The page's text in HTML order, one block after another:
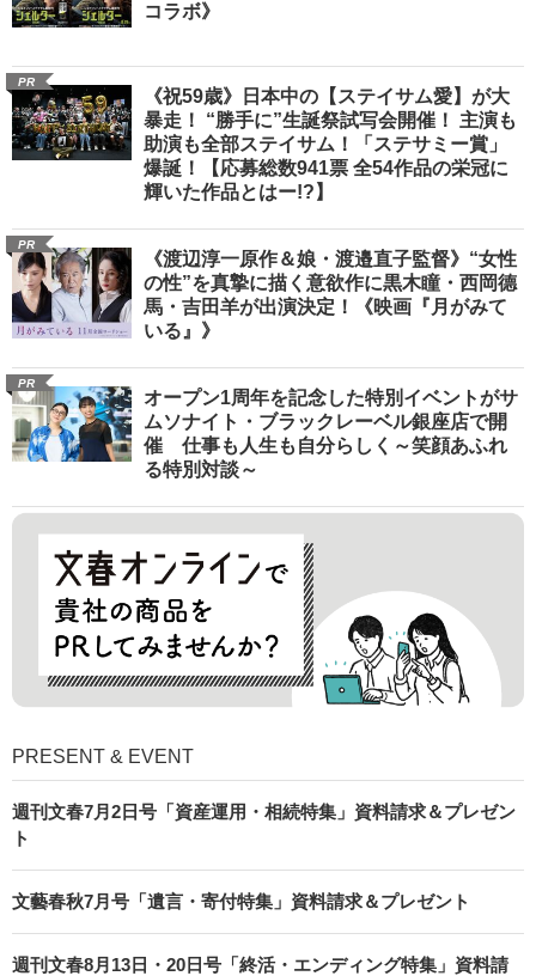
コラボ》
PR
《祝59歳》日本中の【ステイサム愛】が大
暴走！ “勝手に”生誕祭試写会開催！ 主演も
助演も全部ステイサム！「ステサミー賞」
爆誕！【応募総数941票 全54作品の栄冠に
輝いた作品とはー!?】
PR
《渡辺淳一原作＆娘・渡邉直子監督》“女性
の性”を真摯に描く意欲作に黒木瞳・西岡德
馬・吉田羊が出演決定！《映画『月がみて
いる』》
PR
オープン1周年を記念した特別イベントがサ
ムソナイト・ブラックレーベル銀座店で開
催 仕事も人生も自分らしく～笑顔あふれ
る特別対談～
PRESENT & EVENT
週刊文春7月2日号「資産運用・相続特集」資料請求＆プレゼン
ト
文藝春秋7月号「遺言・寄付特集」資料請求＆プレゼント
週刊文春8月13日・20日号「終活・エンディング特集」資料請